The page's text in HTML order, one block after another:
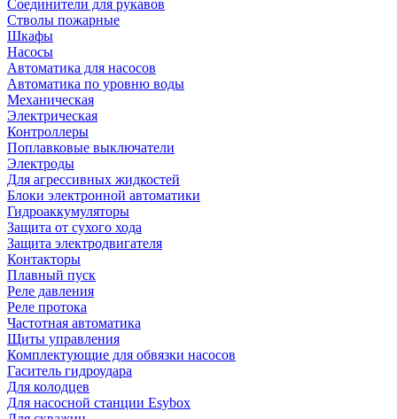
Соединители для рукавов
Стволы пожарные
Шкафы
Насосы
Автоматика для насосов
Автоматика по уровню воды
Механическая
Электрическая
Контроллеры
Поплавковые выключатели
Электроды
Для агрессивных жидкостей
Блоки электронной автоматики
Гидроаккумуляторы
Защита от сухого хода
Защита электродвигателя
Контакторы
Плавный пуск
Реле давления
Реле протока
Частотная автоматика
Щиты управления
Комплектующие для обвязки насосов
Гаситель гидроудара
Для колодцев
Для насосной станции Esybox